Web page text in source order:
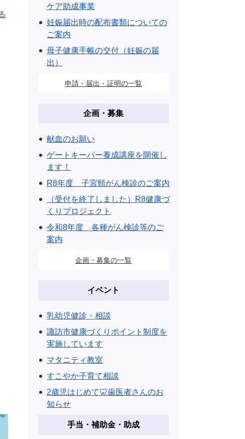
ケア助成事業
妊娠届出時の配布書類についての
ご案内
母子健康手帳の交付（妊娠の届
出）
申請・届出・証明の一覧
企画・募集
献血のお願い
ゲートキーパー養成講座を開催し
ます！
R8年度 子宮頸がん検診のご案内
（受付を終了しました）R8健康づ
くりプロジェクト
令和8年度 各種がん検診等のご
案内
企画・募集の一覧
イベント
乳幼児健診・相談
諏訪市健康づくりポイント制度を
実施しています
マタニティ教室
すこやか子育て相談
2歳児はじめて🦷歯医者さんのお
知らせ
手当・補助金・助成